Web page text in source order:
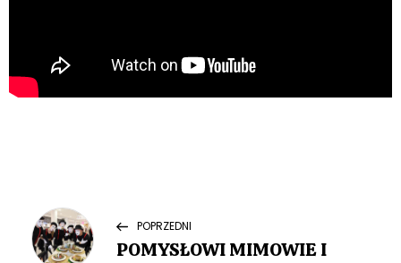
N
Previous
Post
POPRZEDNI
POMYSŁOWI MIMOWIE I